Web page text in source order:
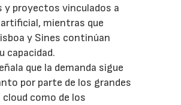
y proyectos vinculados a
mientras que
y Sines continúan
capacidad.
que la demanda sigue
por parte de los grandes
cloud como de los